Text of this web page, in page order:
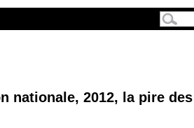
nationale, 2012, la pire